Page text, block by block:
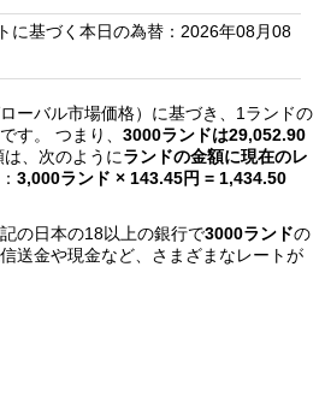
に基づく本日の為替：2026年08月08
ーバル市場価格）に基づき、1ランドの
す。 つまり、 3000ランドは29,052.90
、次のようにランドの金額に現在のレ
3,000ランド × 143.45円 = 1,434.50
の日本の18以上の銀行で3000ランドの
送金や現金など、さまざまなレートが